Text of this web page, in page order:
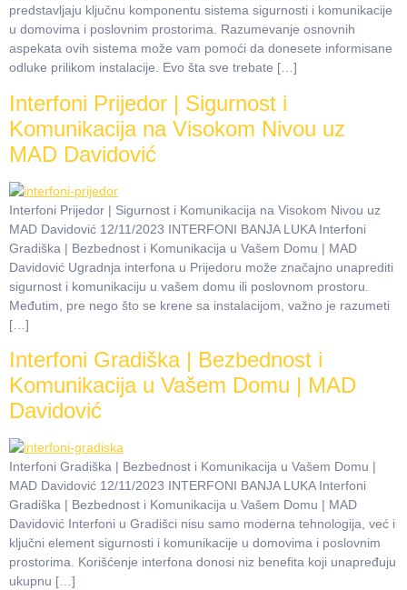
predstavljaju ključnu komponentu sistema sigurnosti i komunikacije
u domovima i poslovnim prostorima. Razumevanje osnovnih
aspekata ovih sistema može vam pomoći da donesete informisane
odluke prilikom instalacije. Evo šta sve trebate […]
Interfoni Prijedor | Sigurnost i
Komunikacija na Visokom Nivou uz
MAD Davidović
Interfoni Prijedor | Sigurnost i Komunikacija na Visokom Nivou uz
MAD Davidović 12/11/2023 INTERFONI BANJA LUKA Interfoni
Gradiška | Bezbednost i Komunikacija u Vašem Domu | MAD
Davidović Ugradnja interfona u Prijedoru može značajno unaprediti
sigurnost i komunikaciju u vašem domu ili poslovnom prostoru.
Međutim, pre nego što se krene sa instalacijom, važno je razumeti
[…]
Interfoni Gradiška | Bezbednost i
Komunikacija u Vašem Domu | MAD
Davidović
Interfoni Gradiška | Bezbednost i Komunikacija u Vašem Domu |
MAD Davidović 12/11/2023 INTERFONI BANJA LUKA Interfoni
Gradiška | Bezbednost i Komunikacija u Vašem Domu | MAD
Davidović Interfoni u Gradišci nisu samo moderna tehnologija, već i
ključni element sigurnosti i komunikacije u domovima i poslovnim
prostorima. Korišćenje interfona donosi niz benefita koji unapređuju
ukupnu […]